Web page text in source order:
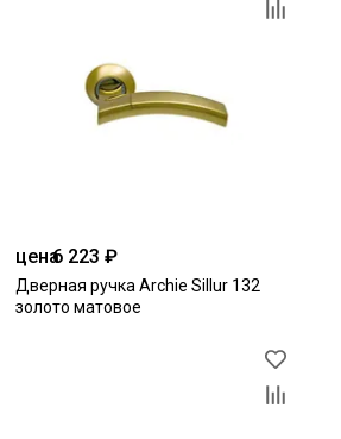
цена6 223 ₽
Дверная ручка Archie Sillur 132
золото матовое